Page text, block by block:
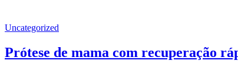
Uncategorized
Prótese de mama com recuperação